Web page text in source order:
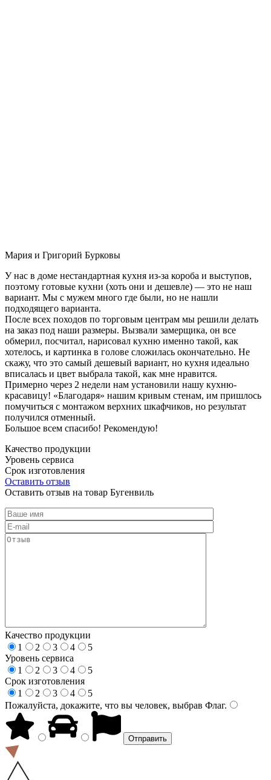
Мария и Григорий Бурковы
У нас в доме нестандартная кухня из-за короба и выступов,
поэтому готовые кухни (хоть они и дешевле) — это не наш
вариант. Мы с мужем много где были, но не нашли
подходящего варианта.
После всех походов по торговым центрам мы решили делать
на заказ под наши размеры. Вызвали замерщика, он все
обмерил, посчитал, нарисовал кухню именно такой, как
хотелось, и картинка в голове сложилась окончательно. Не
скажу, что это самый дешевый вариант, но кухня идеально
вписалась и цвет выбрала такой, как мне нравится.
Примерно через 2 недели нам установили нашу кухню-
красавицу! «Благодаря» нашим кривым стенам, им пришлось
помучиться с монтажом верхних шкафчиков, но результат
получился отменный.
Большое всем спасибо! Рекомендую!
Качество продукции
Уровень сервиса
Срок изготовления
Оставить отзыв
Оставить отзыв на товар Бугенвиль
Качество продукции
1
2 3 4
5
Уровень сервиса
1
2 3 4
5
Срок изготовления
1
2 3 4
5
Пожалуйста, докажите, что вы человек, выбрав Флаг.